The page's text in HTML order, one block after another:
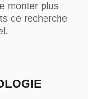
monter plus
de recherche